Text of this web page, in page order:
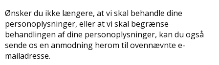
Ønsker du ikke længere, at vi skal behandle dine
personoplysninger, eller at vi skal begrænse
behandlingen af dine personoplysninger, kan du også
sende os en anmodning herom til ovennævnte e-
mailadresse.